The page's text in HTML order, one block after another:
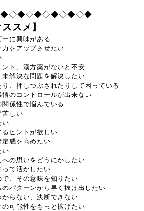
スメ】
ーに興味がある
力をアップさせたい
ント、漢方薬がないと不安
未解決な問題を解決したい
り、押しつぶされたりして困っている
情のコントロールが出来ない
関係性で悩んでいる
苦しい
い
るヒントが欲しい
定感を高めたい
い
への思いをどうにかしたい
って活かしたい
で、その意味を知りたい
のパターンから早く抜け出したい
からない、決断できない
の可能性をもっと拡げたい